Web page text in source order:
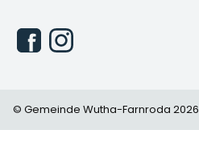
© Gemeinde Wutha-Farnroda 2026